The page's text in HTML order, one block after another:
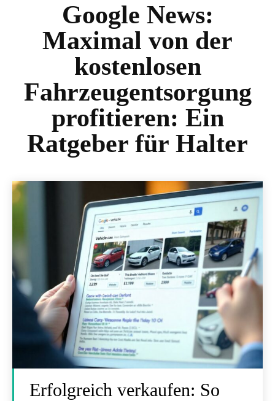
Google News:
Maximal von der
kostenlosen
Fahrzeugentsorgung
profitieren: Ein
Ratgeber für Halter
Erfolgreich verkaufen: So